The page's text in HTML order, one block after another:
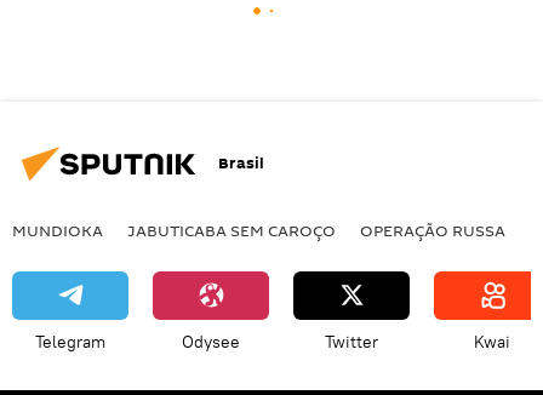
Brasil
MUNDIOKA JABUTICABA SEM CAROÇO OPERAÇÃO RUSSA
Telegram Odysee Twitter Kwai